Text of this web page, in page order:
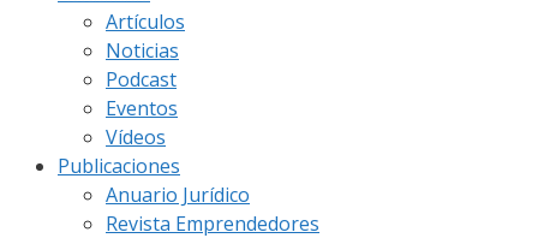
Artículos
Noticias
Podcast
Eventos
Vídeos
Publicaciones
Anuario Jurídico
Revista Emprendedores